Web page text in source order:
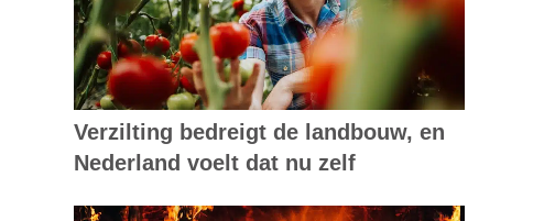
Verzilting bedreigt de landbouw, en
Nederland voelt dat nu zelf